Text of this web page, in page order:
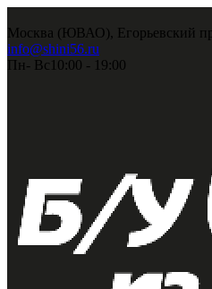
Москва (ЮВАО), Егорьевский
info@shini56.ru
Пн- Вс 10:00 - 19:00